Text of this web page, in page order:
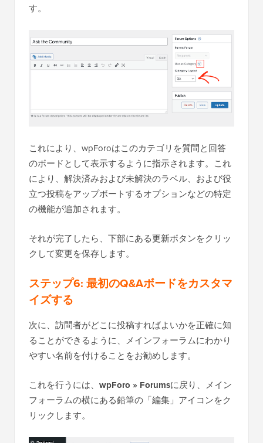
す。
これにより、wpForoはこのカテゴリを質問と回答
のボードとして表示するように指示されます。これ
により、解決済みおよび未解決のラベル、および役
立つ投稿をアップボートするオプションなどの特定
の機能が追加されます。
それが完了したら、下部にある更新ボタンをクリッ
クして変更を保存します。
ステップ6: 最初のQ&Aボードをカスタマ
イズする
次に、訪問者がどこに投稿すればよいかを正確に知
ることができるように、メインフォーラムにわかり
やすい名前を付けることをお勧めします。
これを行うには、 wpForo » Forumsに戻り、メイン
フォーラムの横にある鉛筆の「編集」アイコンをク
リックします。